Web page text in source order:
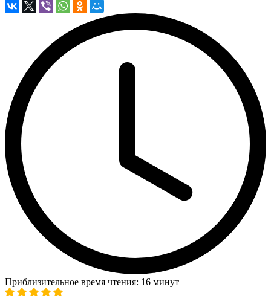
Приблизительное время чтения: 16 минут